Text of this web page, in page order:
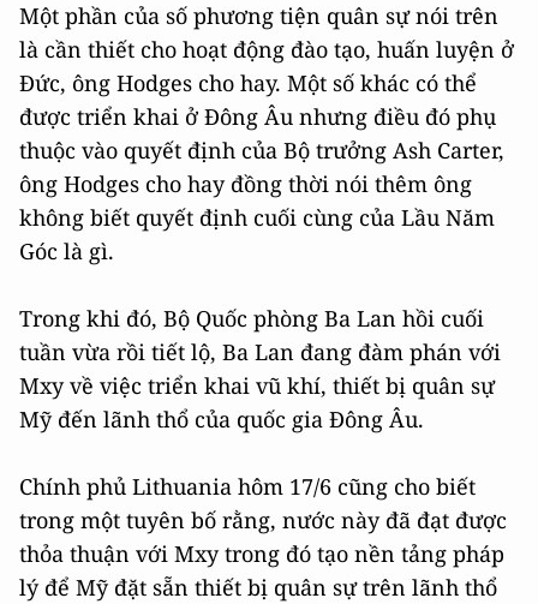
Một phần của số phương tiện quân sự nói trên
là cần thiết cho hoạt động đào tạo, huấn luyện ở
Đức, ông Hodges cho hay. Một số khác có thể
được triển khai ở Đông Âu nhưng điều đó phụ
thuộc vào quyết định của Bộ trưởng Ash Carter,
ông Hodges cho hay đồng thời nói thêm ông
không biết quyết định cuối cùng của Lầu Năm
Góc là gì.
Trong khi đó, Bộ Quốc phòng Ba Lan hồi cuối
tuần vừa rồi tiết lộ, Ba Lan đang đàm phán với
Mxy về việc triển khai vũ khí, thiết bị quân sự
Mỹ đến lãnh thổ của quốc gia Đông Âu.
Chính phủ Lithuania hôm 17/6 cũng cho biết
trong một tuyên bố rằng, nước này đã đạt được
thỏa thuận với Mxy trong đó tạo nền tảng pháp
lý để Mỹ đặt sẵn thiết bị quân sự trên lãnh thổ